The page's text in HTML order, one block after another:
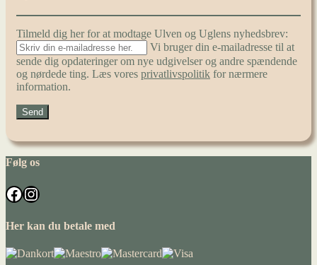
Tilmeld dig her for at modtage Ulven og Uglens nyhedsbrev:
Vi bruger din e-mailadresse til at
sende dig opdateringer om nye udgivelser og andre spændende
og nørdede ting. Læs vores privatlivspolitik for nærmere
information.
Følg os
Facebook
Instagram
Her kan du betale med